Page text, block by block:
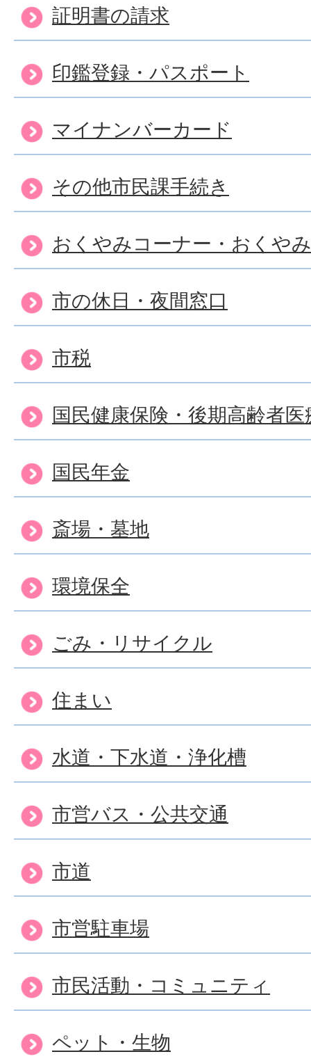
（出生届・死亡届・婚姻届
出生届の手続方法について
出生届はいつまでに届出を
婚姻届の手続方法について
未成年ですが、婚姻届を出
婚姻届の証人は必要ですか
死亡届の手続方法について
死亡届はいつまでに届出を
養子縁組したいのですが、
住民票を取得するには、ど
か？
住民票の写しを郵送で取得
住民登録地以外の役所で、
ますか？
住みはじめてから14日以上
が、届出はできますか？
証明書の請求
印鑑登録・パスポート
マイナンバーカード
その他市民課手続き
おくやみコーナー・おくや
市の休日・夜間窓口
市税
国民健康保険・後期高齢者医
国民年金
斎場・墓地
環境保全
ごみ・リサイクル
住まい
水道・下水道・浄化槽
市営バス・公共交通
市道
市営駐車場
市民活動・コミュニティ
ペット・生物